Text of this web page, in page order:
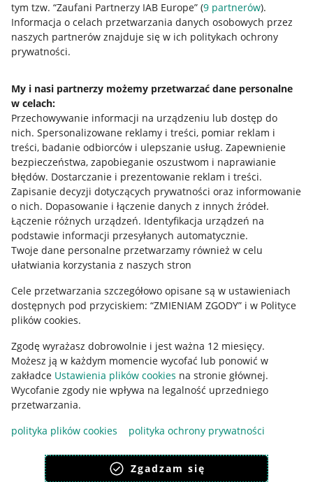
tym tzw. “Zaufani Partnerzy IAB Europe” (9 partnerów).
Informacja o celach przetwarzania danych osobowych przez
naszych partnerów znajduje się w ich politykach ochrony
prywatności.
My i nasi partnerzy możemy przetwarzać dane personalne
w celach:
Przechowywanie informacji na urządzeniu lub dostęp do
nich. Spersonalizowane reklamy i treści, pomiar reklam i
treści, badanie odbiorców i ulepszanie usług. Zapewnienie
bezpieczeństwa, zapobieganie oszustwom i naprawianie
błędów. Dostarczanie i prezentowanie reklam i treści.
Zapisanie decyzji dotyczących prywatności oraz informowanie
o nich. Dopasowanie i łączenie danych z innych źródeł.
Łączenie różnych urządzeń. Identyfikacja urządzeń na
podstawie informacji przesyłanych automatycznie.
Twoje dane personalne przetwarzamy również w celu
ułatwiania korzystania z naszych stron
Cele przetwarzania szczegółowo opisane są w ustawieniach
dostępnych pod przyciskiem: “ZMIENIAM ZGODY” i w Polityce
plików cookies.
Zgodę wyrażasz dobrowolnie i jest ważna 12 miesięcy.
Możesz ją w każdym momencie wycofać lub ponowić w
zakładce Ustawienia plików cookies na stronie głównej.
Wycofanie zgody nie wpływa na legalność uprzedniego
przetwarzania.
polityka plików cookies
polityka ochrony prywatności
Zgadzam się
Przydatne informacje
Jak to działa
Allegro Gadane dla sprzedających
Allegro Gadane dla kupujących
Mapa miejscowości
Informacje prawne
Regulamin
Polityka plików "cookies"
Ustawienia plików "cookies"
Udostępnianie lokalizacji
Informacje dla Aktu o Usługach Cyfrowych
Pobierz aplikację